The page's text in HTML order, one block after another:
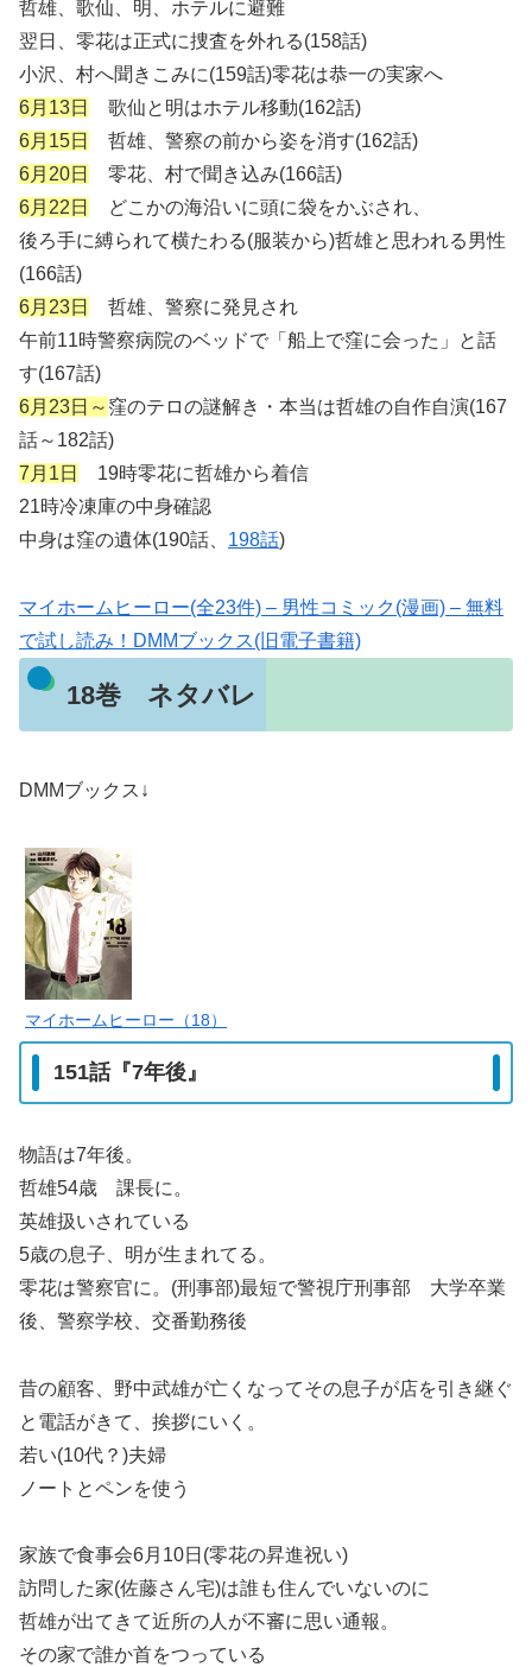
哲雄、歌仙、明、ホテルに避難
翌日、零花は正式に捜査を外れる(158話)
小沢、村へ聞きこみに(159話)零花は恭一の実家へ
6月13日
歌仙と明はホテル移動(162話)
6月15日
哲雄、警察の前から姿を消す(162話)
6月20日
零花、村で聞き込み(166話)
6月22日
どこかの海沿いに頭に袋をかぶされ、
後ろ手に縛られて横たわる(服装から)哲雄と思われる男性
(166話)
6月23日
哲雄、警察に発見され
午前11時警察病院のベッドで「船上で窪に会った」と話
す(167話)
6月23日～ 窪のテロの謎解き・本当は哲雄の自作自演(167
話～182話)
7月1日
19時零花に哲雄から着信
21時冷凍庫の中身確認
中身は窪の遺体(190話、 198話)
マイホームヒーロー(全23件) – 男性コミック(漫画) – 無料
で試し読み！DMMブックス(旧電子書籍)
18巻 ネタバレ
DMMブックス↓
マイホームヒーロー（18）
151話『7年後』
物語は7年後。
哲雄54歳 課長に。
英雄扱いされている
5歳の息子、明が生まれてる。
零花は警察官に。(刑事部)最短で警視庁刑事部 大学卒業
後、警察学校、交番勤務後
昔の顧客、野中武雄が亡くなってその息子が店を引き継ぐ
と電話がきて、挨拶にいく。
若い(10代？)夫婦
ノートとペンを使う
家族で食事会6月10日(零花の昇進祝い)
訪問した家(佐藤さん宅)は誰も住んでいないのに
哲雄が出てきて近所の人が不審に思い通報。
その家で誰か首をつっている